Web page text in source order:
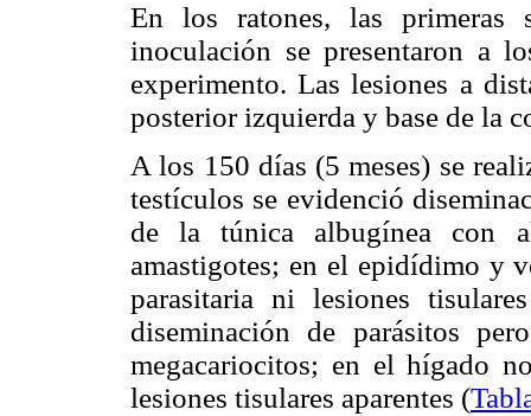
En los ratones, las primeras
inoculación se presentaron a
experimento. Las lesiones a
posterior izquierda y base de la
A los 150 días (5 meses) se
testículos se evidenció
de la túnica albugínea con
amastigotes; en el epidídimo y
parasitaria ni lesiones
diseminación de parásitos
megacariocitos; en el hígado
lesiones tisulares aparentes (